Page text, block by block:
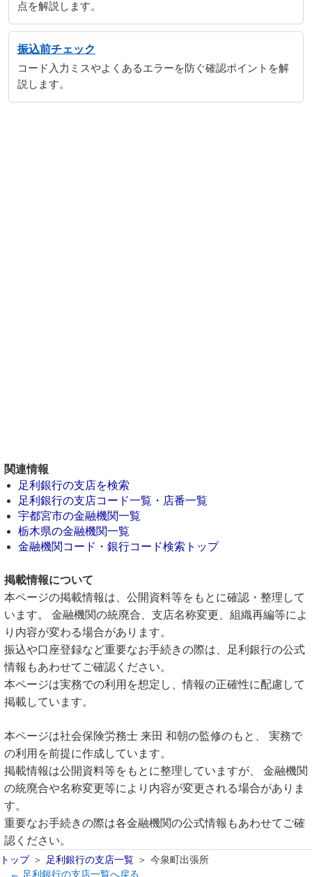
点を解説します。
振込前チェック
コード入力ミスやよくあるエラーを防ぐ確認ポイントを解
説します。
関連情報
足利銀行の支店を検索
足利銀行の支店コード一覧・店番一覧
宇都宮市の金融機関一覧
栃木県の金融機関一覧
金融機関コード・銀行コード検索トップ
掲載情報について
本ページの掲載情報は、公開資料等をもとに確認・整理して
います。 金融機関の統廃合、支店名称変更、組織再編等によ
り内容が変わる場合があります。
振込や口座登録など重要なお手続きの際は、足利銀行の公式
情報もあわせてご確認ください。
本ページは実務での利用を想定し、情報の正確性に配慮して
掲載しています。
本ページは社会保険労務士 来田 和朝の監修のもと、 実務で
の利用を前提に作成しています。
掲載情報は公開資料等をもとに整理していますが、 金融機関
の統廃合や名称変更等により内容が変更される場合がありま
す。
重要なお手続きの際は各金融機関の公式情報もあわせてご確
認ください。
トップ 足利銀行の支店一覧
今泉町出張所
← 足利銀行の支店一覧へ戻る